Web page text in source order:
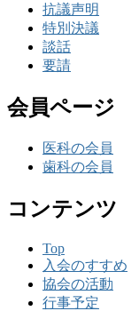
抗議声明
特別決議
談話
要請
会員ページ
医科の会員
歯科の会員
コンテンツ
Top
入会のすすめ
協会の活動
行事予定